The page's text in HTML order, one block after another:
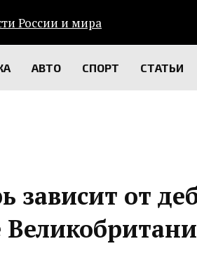
АВТО СПОРТ СТАТЬИ
зависит от